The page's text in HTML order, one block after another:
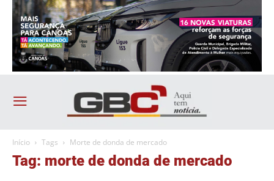
Início Tags Morte de donda de mercado
Tag: morte de donda de mercado